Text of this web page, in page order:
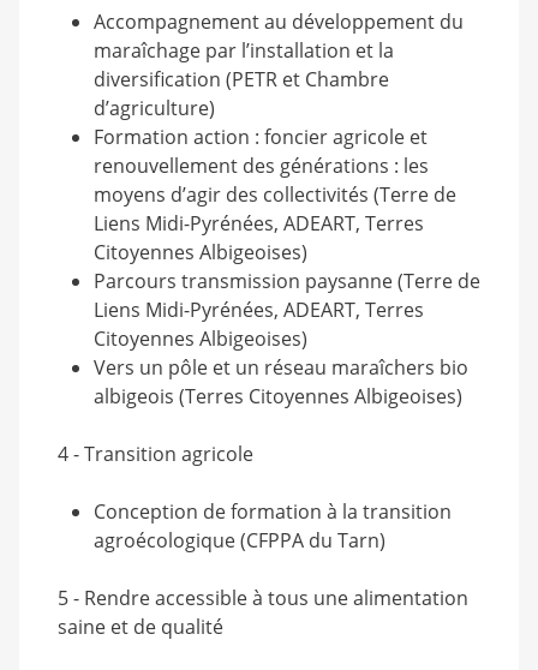
Accompagnement au développement du
maraîchage par l’installation et la
diversification (PETR et Chambre
d’agriculture)
Formation action : foncier agricole et
renouvellement des générations : les
moyens d’agir des collectivités (Terre de
Liens Midi-Pyrénées, ADEART, Terres
Citoyennes Albigeoises)
Parcours transmission paysanne (Terre de
Liens Midi-Pyrénées, ADEART, Terres
Citoyennes Albigeoises)
Vers un pôle et un réseau maraîchers bio
albigeois (Terres Citoyennes Albigeoises)
4 - Transition agricole
Conception de formation à la transition
agroécologique (CFPPA du Tarn)
5 - Rendre accessible à tous une alimentation
saine et de qualité